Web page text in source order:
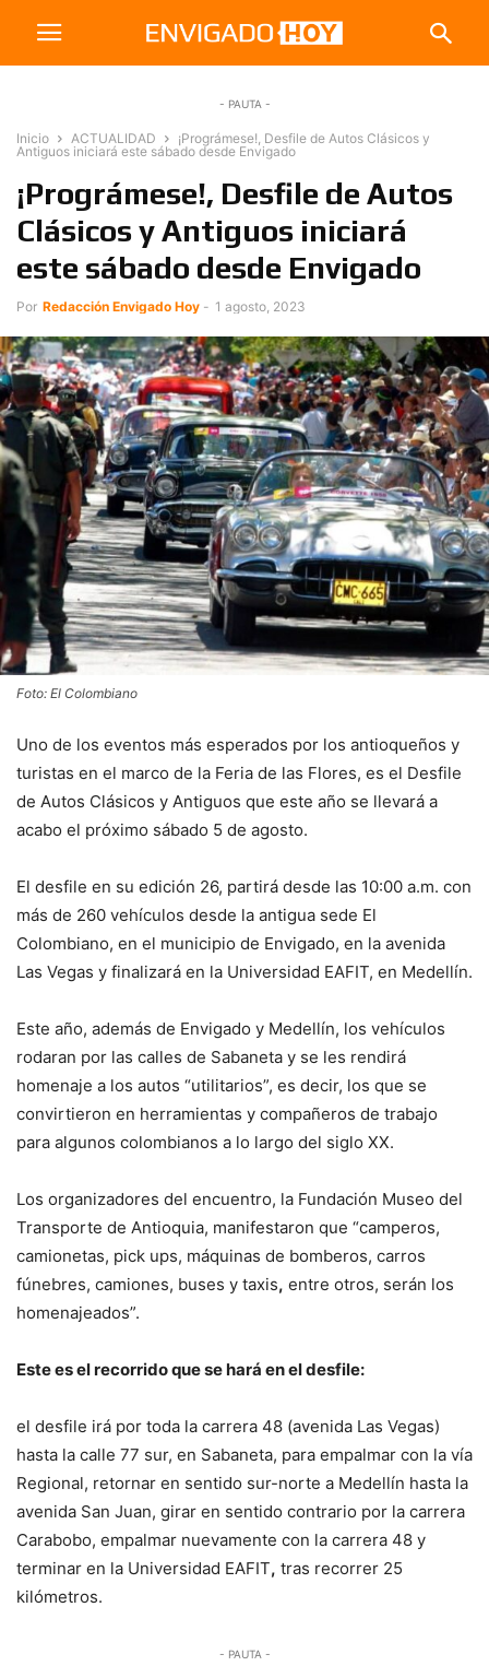
- PAUTA -
Inicio ACTUALIDAD
¡Prográmese!, Desfile de Autos Clásicos y
Antiguos iniciará este sábado desde Envigado
¡Prográmese!, Desfile de Autos
Clásicos y Antiguos iniciará
este sábado desde Envigado
Por Redacción Envigado Hoy - 1 agosto, 2023
Foto: El Colombiano
Uno de los eventos más esperados por los antioqueños y
turistas en el marco de la Feria de las Flores, es el Desfile
de Autos Clásicos y Antiguos que este año se llevará a
acabo el próximo sábado 5 de agosto.
El desfile en su edición 26, partirá desde las 10:00 a.m. con
más de 260 vehículos desde la antigua sede El
Colombiano, en el municipio de Envigado, en la avenida
Las Vegas y finalizará en la Universidad EAFIT, en Medellín.
Este año, además de Envigado y Medellín, los vehículos
rodaran por las calles de Sabaneta y se les rendirá
homenaje a los autos “utilitarios”, es decir, los que se
convirtieron en herramientas y compañeros de trabajo
para algunos colombianos a lo largo del siglo XX.
Los organizadores del encuentro, la Fundación Museo del
Transporte de Antioquia, manifestaron que “camperos,
camionetas, pick ups, máquinas de bomberos, carros
fúnebres, camiones, buses y taxis, entre otros, serán los
homenajeados”.
Este es el recorrido que se hará en el desfile:
el desfile irá por toda la carrera 48 (avenida Las Vegas)
hasta la calle 77 sur, en Sabaneta, para empalmar con la vía
Regional, retornar en sentido sur-norte a Medellín hasta la
avenida San Juan, girar en sentido contrario por la carrera
Carabobo, empalmar nuevamente con la carrera 48 y
terminar en la Universidad EAFIT, tras recorrer 25
kilómetros.
- PAUTA -